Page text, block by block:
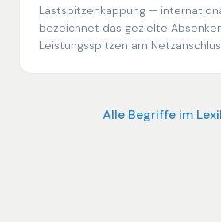
Lastspitzenkappung —
bezeichnet das gezielte
Leistungsspitzen am
Alle Begriffe im